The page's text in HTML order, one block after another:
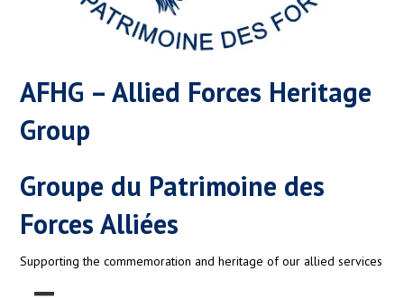
AFHG – Allied Forces Heritage
Group
Groupe du Patrimoine des
Forces Alliées
Supporting the commemoration and heritage of our allied services